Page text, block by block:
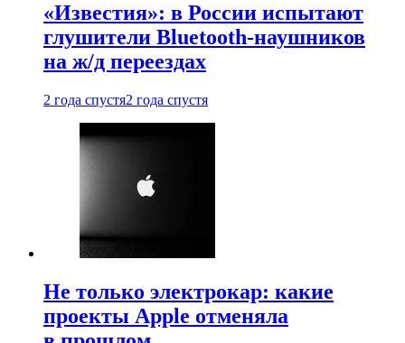
«Известия»: в России испытают
глушители Bluetooth-наушников
на ж/д переездах
2 года спустя2 года спустя
Не только электрокар: какие
проекты Apple отменяла